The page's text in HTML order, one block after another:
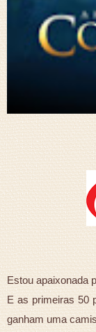
Estou apaixonada
E as primeiras 50
ganham uma